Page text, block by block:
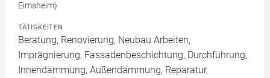
Eimsheim)
TÄTIGKEITEN
Beratung, Renovierung, Neubau Arbeiten,
Imprägnierung, Fassadenbeschichtung, Durchführung,
Innendämmung, Außendämmung, Reparatur,